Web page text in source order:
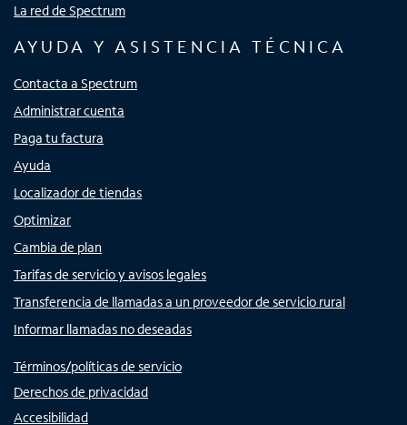
La red de Spectrum
AYUDA Y ASISTENCIA TÉCNICA
Contacta a Spectrum
Administrar cuenta
Paga tu factura
Ayuda
Localizador de tiendas
Optimizar
Cambia de plan
Tarifas de servicio y avisos legales
Transferencia de llamadas a un proveedor de servicio rural
Informar llamadas no deseadas
Términos/políticas de servicio
Derechos de privacidad
Accesibilidad